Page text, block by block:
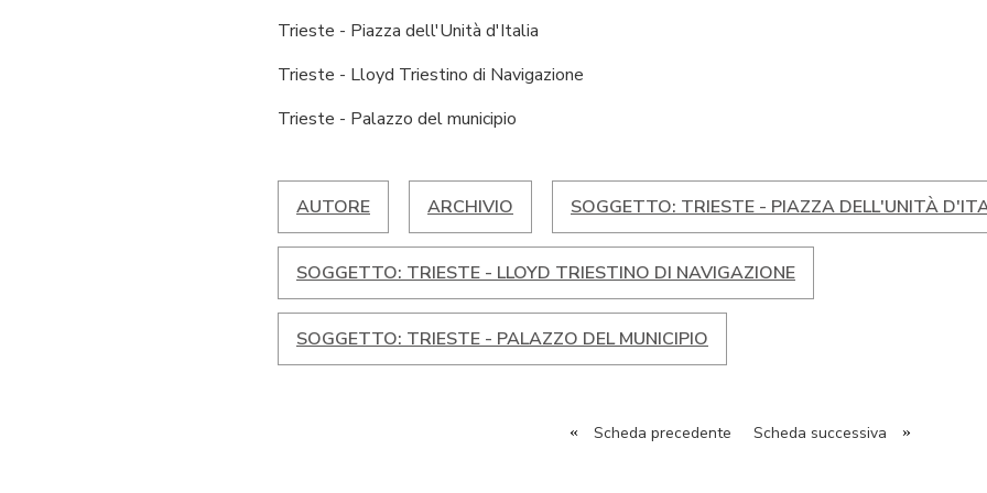
Trieste - Piazza dell'Unità d'Italia
Trieste - Lloyd Triestino di Navigazione
Trieste - Palazzo del municipio
AUTORE ARCHIVIO SOGGETTO: TRIESTE - PIAZZA DELL'UNITÀ
SOGGETTO: TRIESTE - LLOYD TRIESTINO DI NAVIGAZIONE
SOGGETTO: TRIESTE - PALAZZO DEL MUNICIPIO
« Scheda precedente Scheda successiva »